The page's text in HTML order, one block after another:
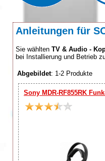
Anleitungen für
Sie wählten TV & Audio -
bei Installierung und Betrieb
Abgebildet: 1-2 Produkte
Sony MDR-RF855RK